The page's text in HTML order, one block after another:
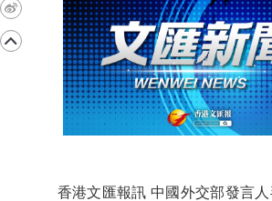
香港文匯報訊 中國外交部發言人